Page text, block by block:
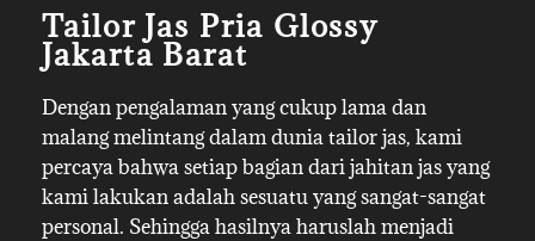
Tailor Jas Pria Glossy
Jakarta Barat
Dengan pengalaman yang cukup lama dan
malang melintang dalam dunia tailor jas, kami
percaya bahwa setiap bagian dari jahitan jas yang
kami lakukan adalah sesuatu yang sangat-sangat
personal. Sehingga hasilnya haruslah menjadi